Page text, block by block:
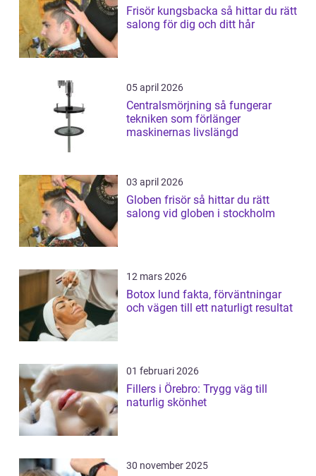
Frisör kungsbacka så hittar du rätt
salong för dig och ditt hår
05 april 2026
Centralsmörjning så fungerar
tekniken som förlänger
maskinernas livslängd
03 april 2026
Globen frisör så hittar du rätt
salong vid globen i stockholm
12 mars 2026
Botox lund fakta, förväntningar
och vägen till ett naturligt resultat
01 februari 2026
Fillers i Örebro: Trygg väg till
naturlig skönhet
30 november 2025